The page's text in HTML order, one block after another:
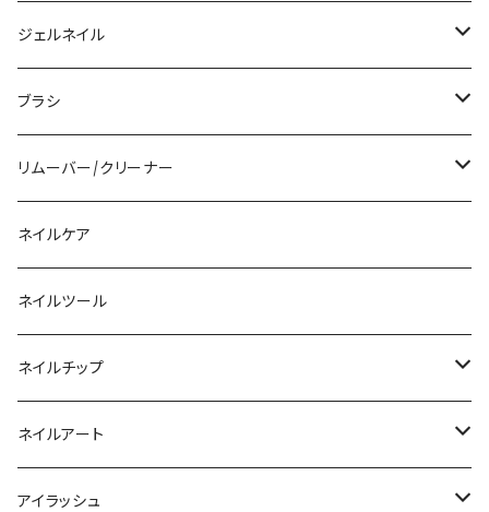
アクリルジェル
アクリルリキッド
その他ツール
ジェルネイル
トップジェル
ベースジェル
ファンクションジェル
カラージェル
ベーシックカラージェル
マグネットジェル
ブラシ
ジェルブラシ
アクリルブラシ
マグネット
その他
リムーバー/クリーナー
リムーバー
クリーナー
アセトン
エタノール
ネイルケア
ネイルツール
ネイルチップ
ノーマルチップ
ソフトジェルチップ
ネイルアート
パール
アイラッシュ